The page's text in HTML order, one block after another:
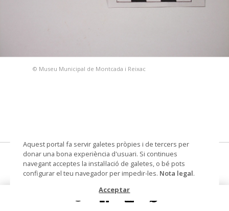
© Museu Municipal de Montcada i Reixac
dena
Datació segle IV ante - segle III ante
Aquest portal fa servir galetes pròpies i de tercers per
donar una bona experiència d'usuari. Si continues
navegant acceptes la instal·lació de galetes, o bé pots
configurar el teu navegador per impedir-les. Nota legal.
Acceptar